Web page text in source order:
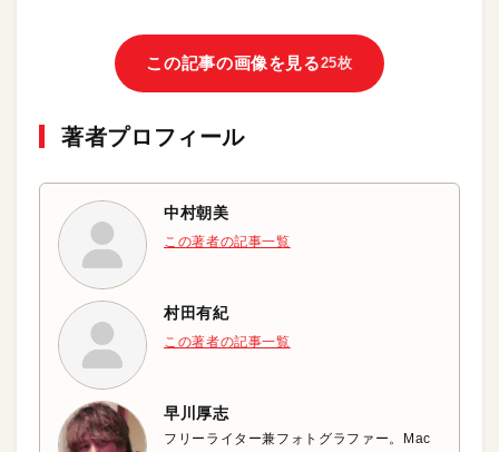
この記事の画像を見る25枚
著者プロフィール
中村朝美
この著者の記事一覧
村田有紀
この著者の記事一覧
早川厚志
フリーライター兼フォトグラファー。Mac